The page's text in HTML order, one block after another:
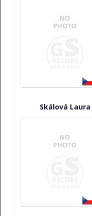
Skálová Laura